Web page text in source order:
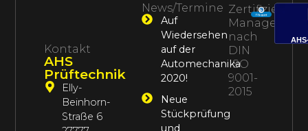
News/Termine
Auf
Wiedersehen
auf der
Automechanika
2020!
Neue
Stückprüfung
und
Kontakt
AHS
Prüftechnik
Elly-
Beinhorn-
Straße 6
Zertifiziertes
nach
DIN
ISO
9001-
2015